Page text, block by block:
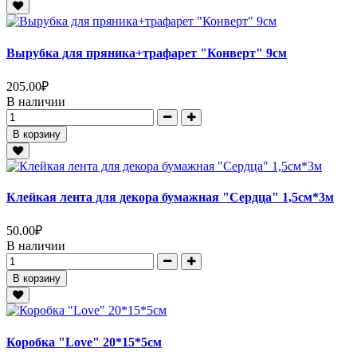
Вырубка для пряника+трафарет "Конверт" 9см
205.00₽
В наличии
В корзину
Клейкая лента для декора бумажная "Сердца" 1,5см*3м
50.00₽
В наличии
В корзину
Коробка "Love" 20*15*5см